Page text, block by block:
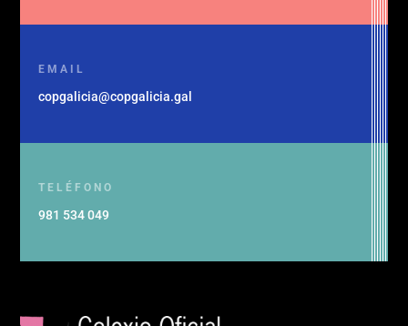
EMAIL
copgalicia@copgalicia.gal
TELÉFONO
981 534 049